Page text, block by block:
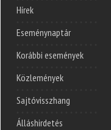
Hírek
Eseménynaptár
Korábbi események
Közlemények
Sajtóvisszhang
Álláshirdetés